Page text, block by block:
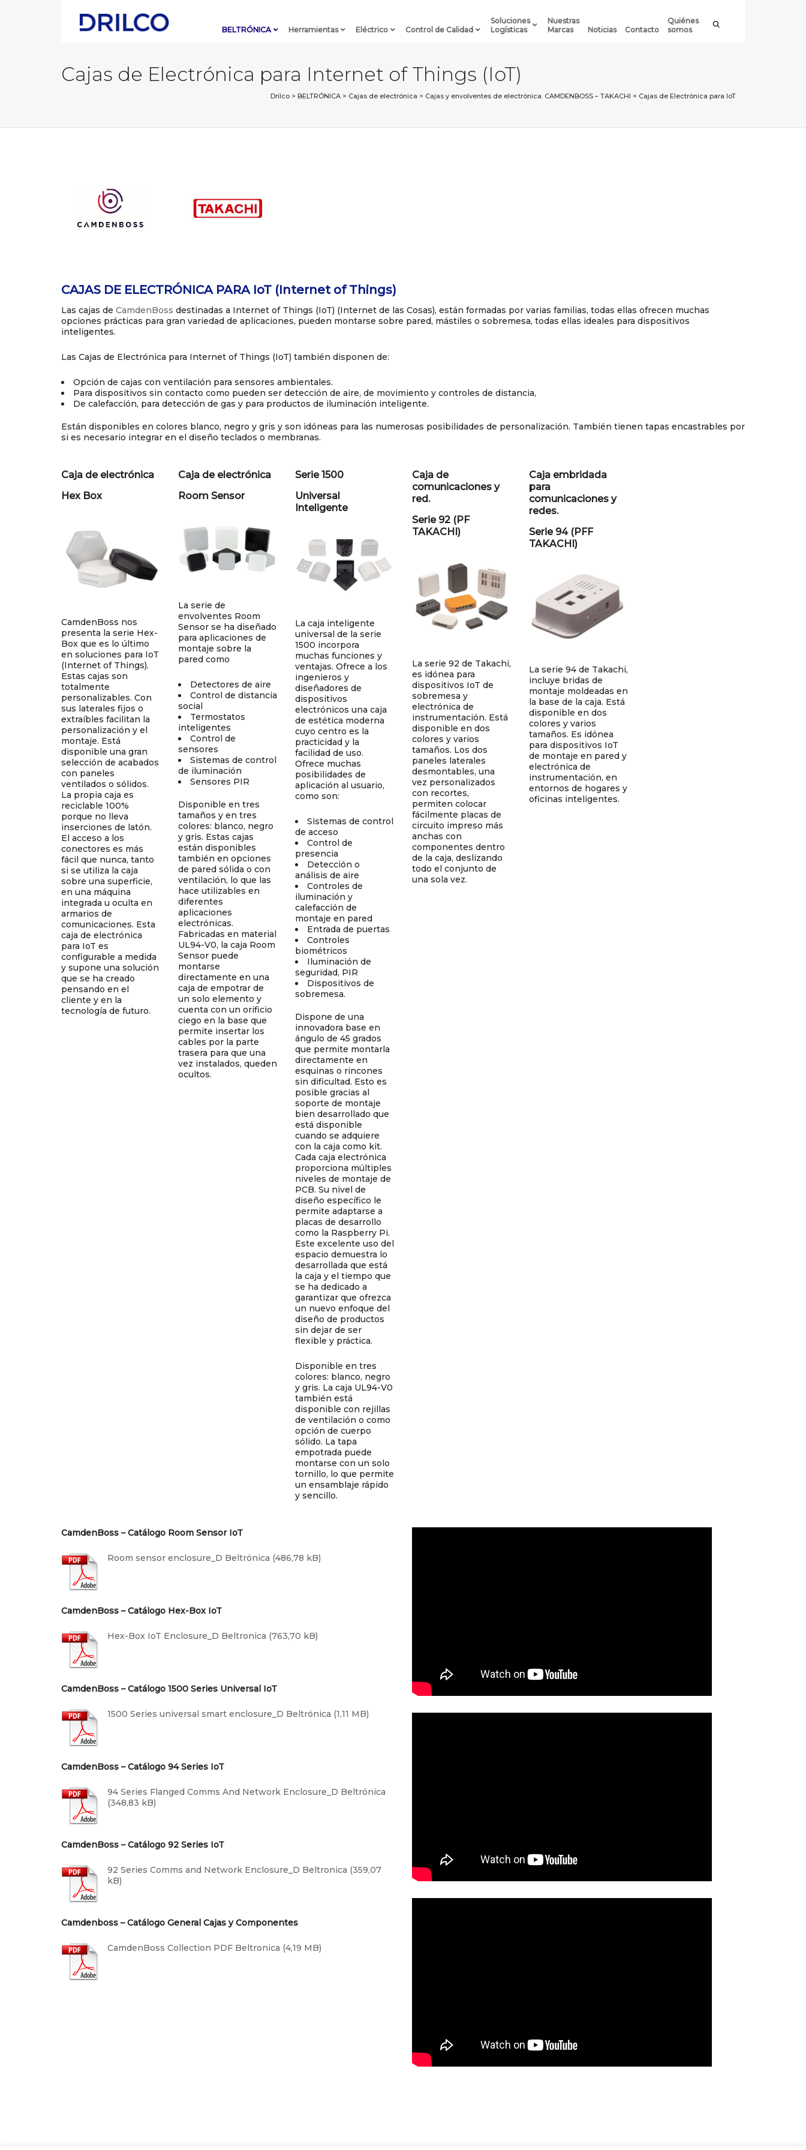
Navigation
BELTRÓNICA Herramientas Eléctrico Control de Calidad
Soluciones
Logísticas
Nuestras
Marcas
Noticias Contacto
Quiénes
somos
Cajas de Electrónica para Internet of Things (IoT)
Drilco > BELTRÓNICA > Cajas de electrónica > Cajas y envolventes de electrónica. CAMDENBOSS – TAKACHI > Cajas de Electrónica para IoT
CAJAS DE ELECTRÓNICA PARA IoT (Internet of Things)
Las cajas de CamdenBoss destinadas a Internet of Things (IoT) (Internet de las Cosas), están formadas por varias familias, todas ellas ofrecen muchas
opciones prácticas para gran variedad de aplicaciones, pueden montarse sobre pared, mástiles o sobremesa, todas ellas ideales para dispositivos
inteligentes.
Las Cajas de Electrónica para Internet of Things (IoT) también disponen de:
Opción de cajas con ventilación para sensores ambientales.
Para dispositivos sin contacto como pueden ser detección de aire, de movimiento y controles de distancia,
De calefacción, para detección de gas y para productos de iluminación inteligente.
Están disponibles en colores blanco, negro y gris y son idóneas para las numerosas posibilidades de personalización. También tienen tapas encastrables por
si es necesario integrar en el diseño teclados o membranas.
Caja de electrónica
Hex Box
CamdenBoss nos
presenta la serie Hex-
Box que es lo último
en soluciones para IoT
(Internet of Things).
Estas cajas son
totalmente
personalizables. Con
sus laterales fijos o
extraíbles facilitan la
personalización y el
montaje. Está
disponible una gran
selección de acabados
con paneles
ventilados o sólidos.
La propia caja es
reciclable 100%
porque no lleva
inserciones de latón.
El acceso a los
conectores es más
fácil que nunca, tanto
si se utiliza la caja
sobre una superficie,
en una máquina
integrada u oculta en
armarios de
comunicaciones. Esta
caja de electrónica
para IoT es
configurable a medida
y supone una solución
que se ha creado
pensando en el
cliente y en la
tecnología de futuro.
Caja de electrónica
Room Sensor
La serie de
envolventes Room
Sensor se ha diseñado
para aplicaciones de
montaje sobre la
pared como
Detectores de aire
Control de distancia
social
Termostatos
inteligentes
Control de
sensores
Sistemas de control
de iluminación
Sensores PIR
Disponible en tres
tamaños y en tres
colores: blanco, negro
y gris. Estas cajas
están disponibles
también en opciones
de pared sólida o con
ventilación, lo que las
hace utilizables en
diferentes
aplicaciones
electrónicas.
Fabricadas en material
UL94-V0, la caja Room
Sensor puede
montarse
directamente en una
caja de empotrar de
un solo elemento y
cuenta con un orificio
ciego en la base que
permite insertar los
cables por la parte
trasera para que una
vez instalados, queden
ocultos.
Serie 1500
Universal
Inteligente
La caja inteligente
universal de la serie
1500 incorpora
muchas funciones y
ventajas. Ofrece a los
ingenieros y
diseñadores de
dispositivos
electrónicos una caja
de estética moderna
cuyo centro es la
practicidad y la
facilidad de uso.
Ofrece muchas
posibilidades de
aplicación al usuario,
como son:
Sistemas de control
de acceso
Control de
presencia
Detección o
análisis de aire
Controles de
iluminación y
calefacción de
montaje en pared
Entrada de puertas
Controles
biométricos
Iluminación de
seguridad, PIR
Dispositivos de
sobremesa.
Dispone de una
innovadora base en
ángulo de 45 grados
que permite montarla
directamente en
esquinas o rincones
sin dificultad. Esto es
posible gracias al
soporte de montaje
bien desarrollado que
está disponible
cuando se adquiere
con la caja como kit.
Cada caja electrónica
proporciona múltiples
niveles de montaje de
PCB. Su nivel de
diseño específico le
permite adaptarse a
placas de desarrollo
como la Raspberry Pi.
Este excelente uso del
espacio demuestra lo
desarrollada que está
la caja y el tiempo que
se ha dedicado a
garantizar que ofrezca
un nuevo enfoque del
diseño de productos
sin dejar de ser
flexible y práctica.
Disponible en tres
colores: blanco, negro
y gris. La caja UL94-V0
también está
disponible con rejillas
de ventilación o como
opción de cuerpo
sólido. La tapa
empotrada puede
montarse con un solo
tornillo, lo que permite
un ensamblaje rápido
y sencillo.
Caja de
comunicaciones y
red.
Serie 92 (PF
TAKACHI)
La serie 92 de Takachi,
es idónea para
dispositivos IoT de
sobremesa y
electrónica de
instrumentación. Está
disponible en dos
colores y varios
tamaños. Los dos
paneles laterales
desmontables, una
vez personalizados
con recortes,
permiten colocar
fácilmente placas de
circuito impreso más
anchas con
componentes dentro
de la caja, deslizando
todo el conjunto de
una sola vez.
Caja embridada
para
comunicaciones y
redes.
Serie 94 (PFF
TAKACHI)
La serie 94 de Takachi,
incluye bridas de
montaje moldeadas en
la base de la caja. Está
disponible en dos
colores y varios
tamaños. Es idónea
para dispositivos IoT
de montaje en pared y
electrónica de
instrumentación, en
entornos de hogares y
oficinas inteligentes.
CamdenBoss – Catálogo Room Sensor IoT
Room sensor enclosure_D Beltrónica
CamdenBoss – Catálogo Hex-Box IoT
Hex-Box IoT Enclosure_D Beltronica
CamdenBoss – Catálogo 1500 Series Universal IoT
1500 Series universal smart enclosure_D Beltrónica
CamdenBoss – Catálogo 94 Series IoT
94 Series Flanged Comms And Network Enclosure_D Beltrónica
CamdenBoss – Catálogo 92 Series IoT
92 Series Comms and Network Enclosure_D Beltronica
Camdenboss – Catálogo General Cajas y Componentes
CamdenBoss Collection PDF Beltronica